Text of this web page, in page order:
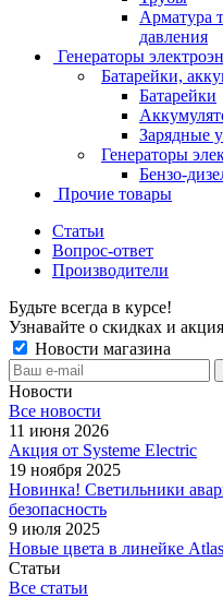
Арматура
давления
Генераторы
Батарейки,
Батарейки
Зарядные
Генераторы
Бензо-
Прочие товары
Статьи
Вопрос-ответ
Производители
Будьте всегда в курсе!
Узнавайте о скидках и
Новости магазина
Новости
Все новости
11 июня 2026
Акция от Systeme Electric
19 ноября 2025
Новинка! Светильники
безопасность
9 июля 2025
Новые цвета в линейке
Статьи
Все статьи